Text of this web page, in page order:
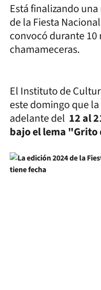
Está finalizando
de la Fiesta
convocó durante 10
chamameceras.
El Instituto de
este domingo que
adelante del 12 al
bajo el lema